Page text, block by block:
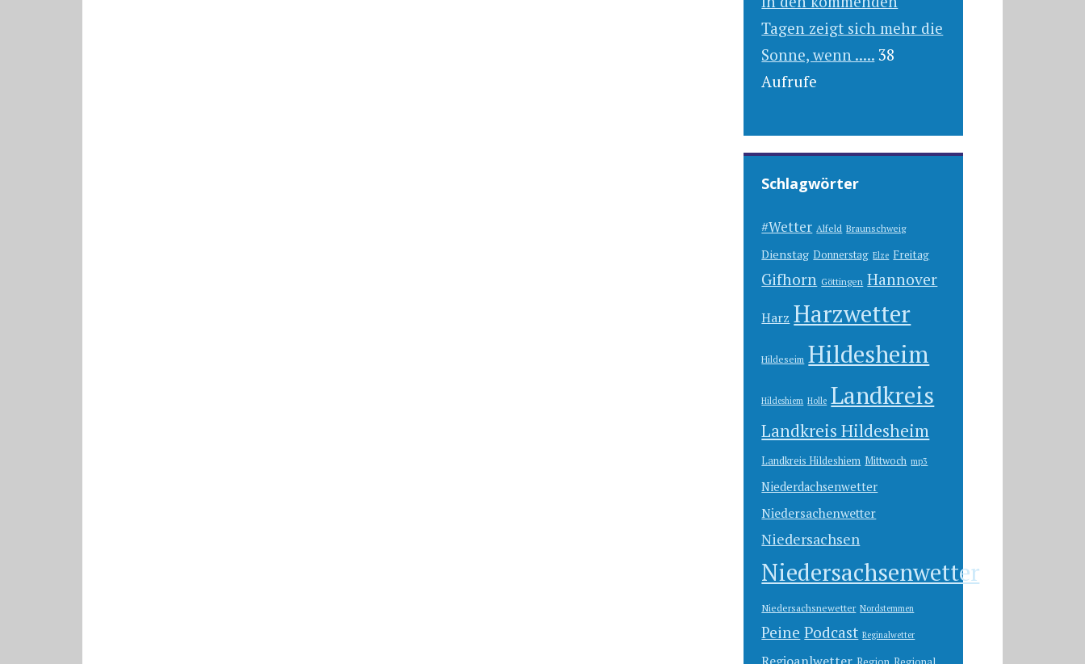
Tagen zeigt sich mehr die
Sonne, wenn ..... 38
Aufrufe
Schlagwörter
#Wetter Alfeld Braunschweig
Dienstag Donnerstag Elze Freitag
Gifhorn Göttingen Hannover
Harz Harzwetter
Hildeseim Hildesheim
Hildeshiem Holle Landkreis
Landkreis Hildesheim
Landkreis Hildeshiem Mittwoch mp3
Niederdachsenwetter
Niedersachenwetter
Niedersachsen
Niedersachsenwetter
Niedersachsnewetter Nordstemmen
Peine Podcast Reginalwetter